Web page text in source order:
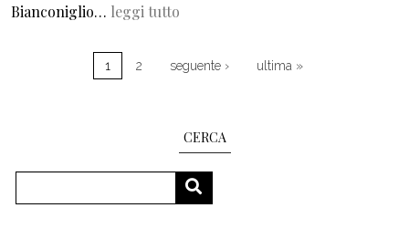
Bianconiglio… leggi tutto
1 2 seguente ›Next page
ultima »Last page
CERCA
SEARCH